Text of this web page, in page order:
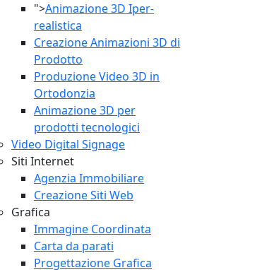
">Animazione 3D Iper-
realistica
Creazione Animazioni 3D di
Prodotto
Produzione Video 3D in
Ortodonzia
Animazione 3D per
prodotti tecnologici
Video Digital Signage
Siti Internet
Agenzia Immobiliare
Creazione Siti Web
Grafica
Immagine Coordinata
Carta da parati
Progettazione Grafica